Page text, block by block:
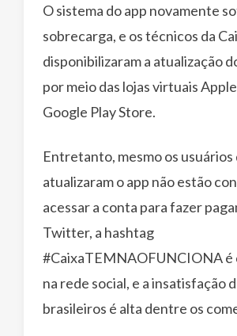
O sistema do app novamente
sobrecarga, e os técnicos da
disponibilizaram a atualização
por meio das lojas virtuais
Google Play Store.
Entretanto, mesmo os usuários
atualizaram o app não estão
acessar a conta para fazer
Twitter, a hashtag
#CaixaTEMNAOFUNCIONA é
na rede social, e a insatisfação
brasileiros é alta dentre os